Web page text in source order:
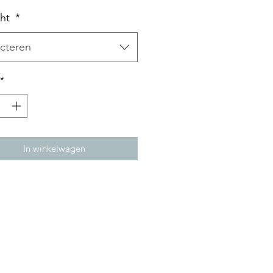
*
*
In winkelwagen